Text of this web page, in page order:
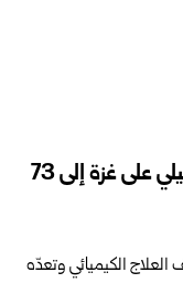
ارتفاع حصيلة ضحايا العدوان الإسرائيلي على غزة إلى 73